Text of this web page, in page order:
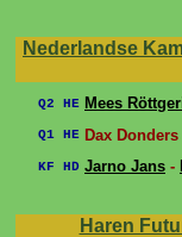
Nederlandse
Q2 HE Mees
Q1 HE Dax Donders
KF HD Jarno Jans -
Haren